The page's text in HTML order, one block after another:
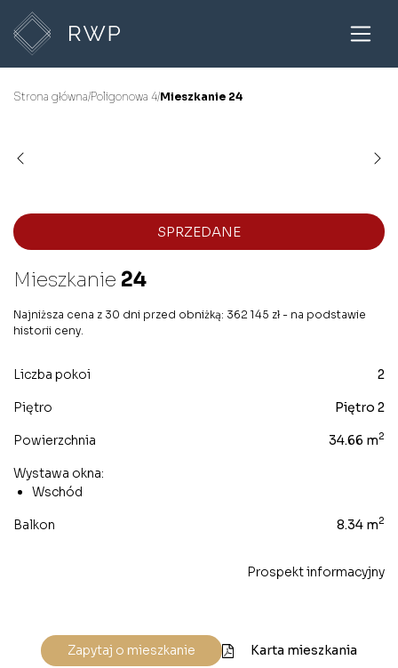
Strona główna/Poligonowa 4/Mieszkanie 24
SPRZEDANE
Mieszkanie 24
Najniższa cena z 30 dni przed obniżką: 362 145 zł - na podstawie
historii ceny.
Liczba pokoi 2
Piętro Piętro 2
Powierzchnia 34.66 m2
Wystawa okna:
Wschód
Balkon 8.34 m2
Prospekt informacyjny
Zapytaj o mieszkanie Karta mieszkania